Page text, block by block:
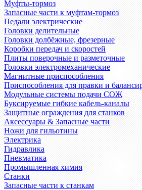
Муфты-тормоз
Запасные части к муфтам-тормоз
Педали электрические
Головки делительные
Головки долбёжные, фрезерные
Коробки передач и скоростей
Плиты поверочные и разметочные
Головки электромеханические
Магнитные приспособления
Приспособления для правки и
Модульные системы подачи СОЖ
Буксируемые гибкие кабель-каналы
Защитные ограждения для станков
Аксессуары & Запасные части
Ножи для гильотины
Электрика
Гидравлика
Пневматика
Промышленная химия
Станки
Запасные части к станкам